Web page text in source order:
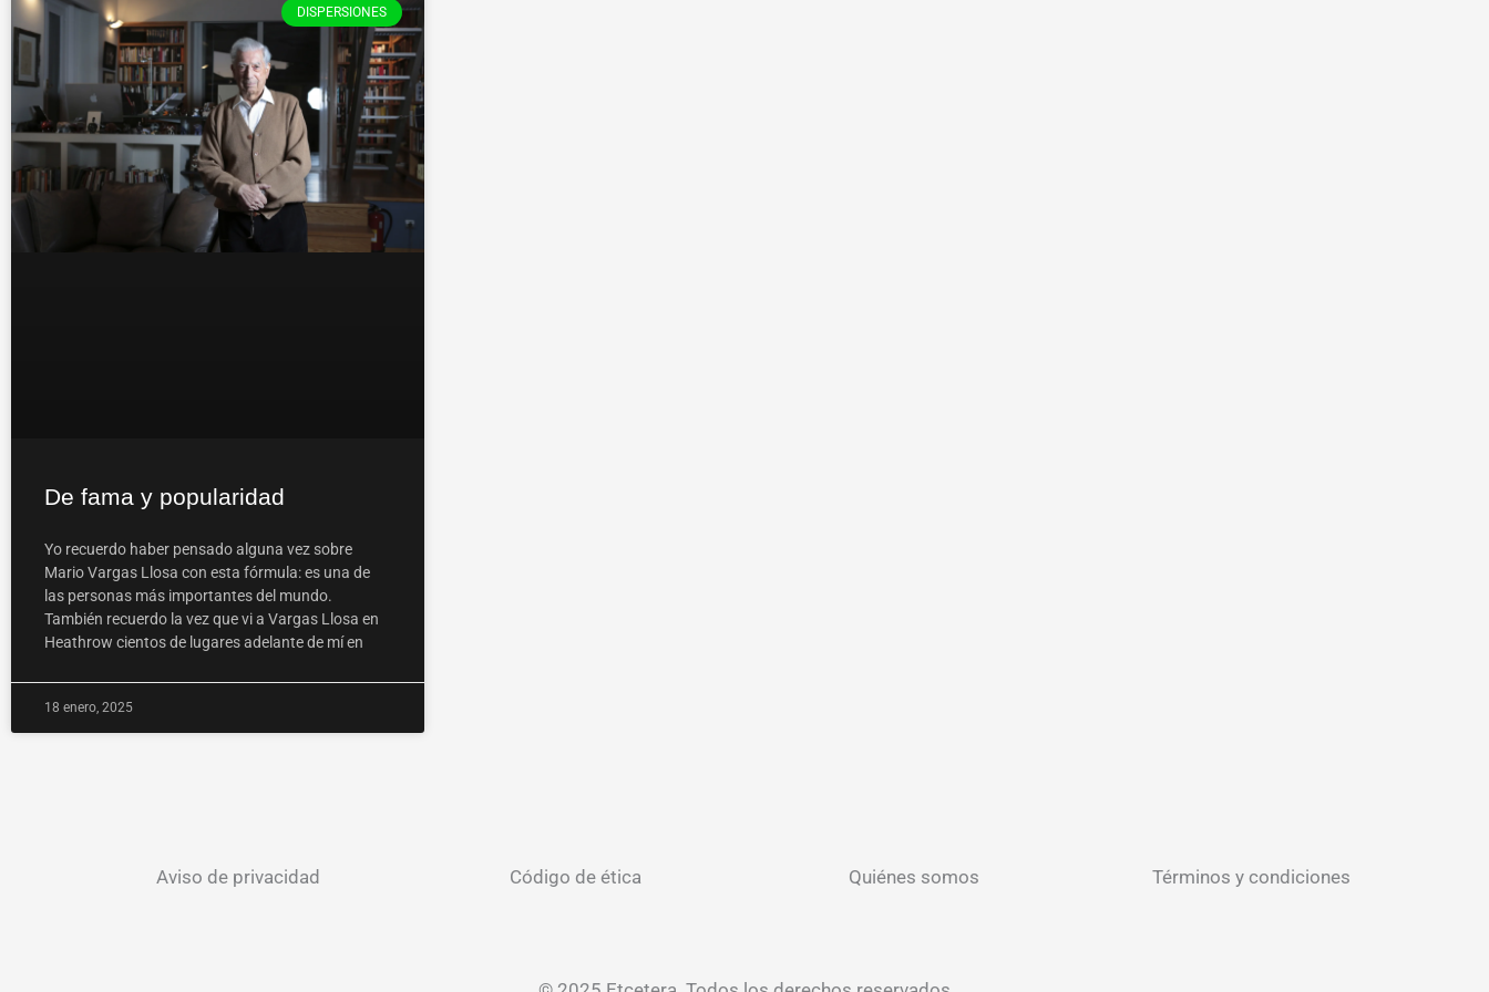
DISPERSIONES
De fama y popularidad
Yo recuerdo haber pensado alguna vez sobre
Mario Vargas Llosa con esta fórmula: es una de
las personas más importantes del mundo.
También recuerdo la vez que vi a Vargas Llosa en
Heathrow cientos de lugares adelante de mí en
18 enero, 2025
Aviso de privacidad Código de ética Quiénes somos Términos y condiciones